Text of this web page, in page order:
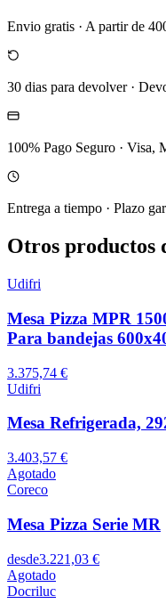
Envio gratis · A partir de
30 dias para devolver·
100% Pago Seguro · Visa,
Entrega a tiempo · Plazo
Otros productos
Udifri
Mesa Pizza MPR
Para bandejas
3.375,74 €
Udifri
Mesa Refrigerada,
3.403,57 €
Agotado
Coreco
Mesa Pizza Serie MR
desde3.221,03 €
Agotado
Docriluc